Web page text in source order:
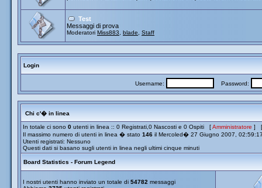
Test
Messaggi di prova
Moderatori Miss883 blade Staff
Login
Username: Password:
Chi c'� in linea
In totale ci sono 0 utenti in linea :: 0 Registrati,0 Nascosti e 0 Ospiti [Amministratore ]
Il massimo numero di utenti in linea � stato 146 il Mercoled� 27 Giugno 2007,
Utenti registrati: Nessuno
Questi dati si basano sugli utenti in linea negli ultimi cinque minuti
Board Statistics - Forum Legend
I nostri utenti hanno inviato un totale di 54782 messaggi